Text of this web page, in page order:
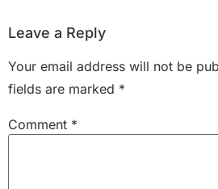
Leave a Reply
Your email address will not be
fields are marked *
Comment *